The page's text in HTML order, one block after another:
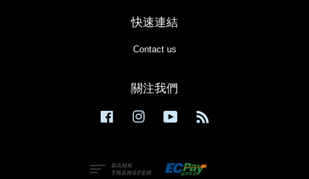
快速連結
Contact us
關注我們
Facebook Instagram YouTube